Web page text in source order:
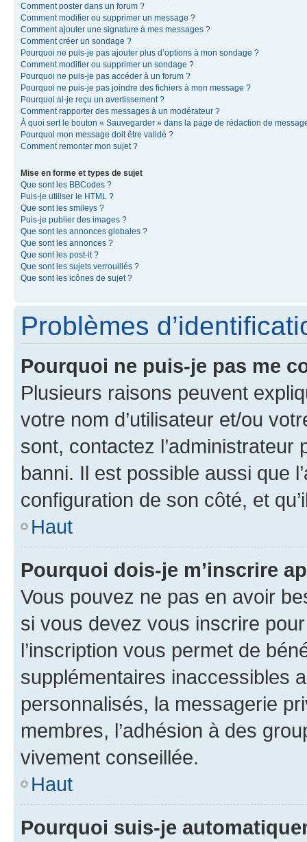
Comment poster dans un forum ?
Comment modifier ou supprimer un message ?
Comment ajouter une signature à mes messages ?
Comment créer un sondage ?
Pourquoi ne puis-je pas ajouter plus d’options à mon sondage ?
Comment modifier ou supprimer un sondage ?
Pourquoi ne puis-je pas accéder à un forum ?
Pourquoi ne puis-je pas joindre des fichiers à mon message ?
Pourquoi ai-je reçu un avertissement ?
Comment rapporter des messages à un modérateur ?
À quoi sert le bouton « Sauvegarder » dans la page de rédaction de
Pourquoi mon message doit être validé ?
Comment remonter mon sujet ?
Mise en forme et types de sujet
Que sont les BBCodes ?
Puis-je utiliser le HTML ?
Que sont les smileys ?
Puis-je publier des images ?
Que sont les annonces globales ?
Que sont les annonces ?
Que sont les post-it ?
Que sont les sujets verrouillés ?
Que sont les icônes de sujet ?
Problèmes
Pourquoi ne puis-je pas me
Plusieurs raisons peuvent
votre nom d’utilisateur et/ou
sont, contactez l’administrateur
banni. Il est possible aussi que
configuration de son côté, et
Haut
Pourquoi dois-je m’inscrire
Vous pouvez ne pas en avoir
si vous devez vous inscrire
l’inscription vous permet de
supplémentaires inaccessibles
personnalisés, la messagerie
membres, l’adhésion à des
vivement conseillée.
Haut
Pourquoi suis-je